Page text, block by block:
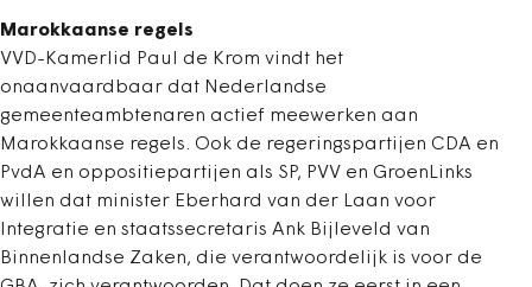
Marokkaanse regels
VVD-Kamerlid Paul de Krom vindt het
onaanvaardbaar dat Nederlandse
gemeenteambtenaren actief meewerken aan
Marokkaanse regels. Ook de regeringspartijen CDA en
PvdA en oppositiepartijen als SP, PVV en GroenLinks
willen dat minister Eberhard van der Laan voor
Integratie en staatssecretaris Ank Bijleveld van
Binnenlandse Zaken, die verantwoordelijk is voor de